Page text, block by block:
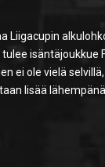
Liigacupin
isäntäjoukkue
ei ole vielä
lisää